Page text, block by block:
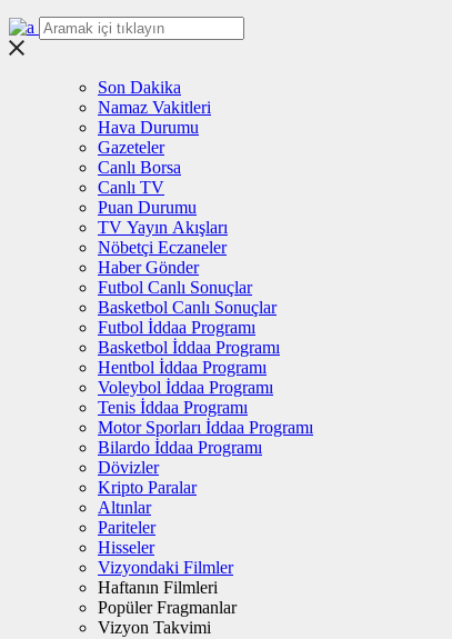
Son Dakika
Namaz Vakitleri
Hava Durumu
Gazeteler
Canlı Borsa
Canlı TV
Puan Durumu
TV Yayın Akışları
Nöbetçi Eczaneler
Haber Gönder
Futbol Canlı Sonuçlar
Basketbol Canlı Sonuçlar
Futbol İddaa Programı
Basketbol İddaa Programı
Hentbol İddaa Programı
Voleybol İddaa Programı
Tenis İddaa Programı
Motor Sporları İddaa Programı
Bilardo İddaa Programı
Dövizler
Kripto Paralar
Altınlar
Pariteler
Hisseler
Vizyondaki Filmler
Haftanın Filmleri
Popüler Fragmanlar
Vizyon Takvimi